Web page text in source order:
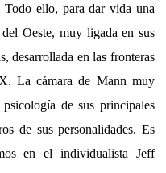
Todo ello, para dar vida una
Oeste, muy ligada en sus
desarrollada en las fronteras
La cámara de Mann muy
de sus principales
de sus personalidades. Es
en el individualista Jeff